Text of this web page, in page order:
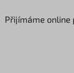
Přijímáme online